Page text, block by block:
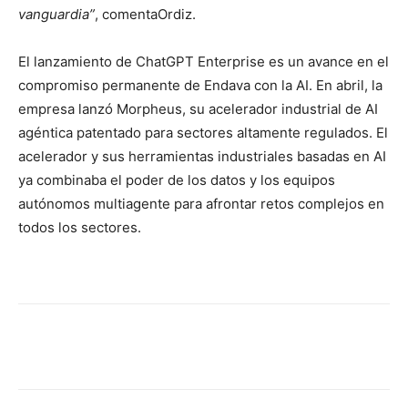
vanguardia”, comentaOrdiz.
El lanzamiento de ChatGPT Enterprise es un avance en el
compromiso permanente de Endava con la AI. En abril, la
empresa lanzó Morpheus, su acelerador industrial de AI
agéntica patentado para sectores altamente regulados. El
acelerador y sus herramientas industriales basadas en AI
ya combinaba el poder de los datos y los equipos
autónomos multiagente para afrontar retos complejos en
todos los sectores.